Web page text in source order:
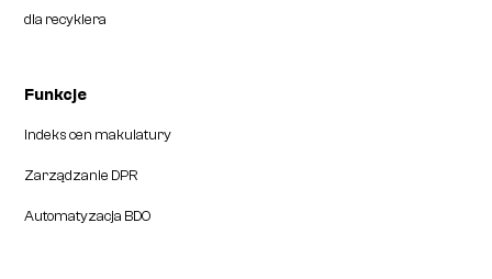
dla recyklera
Funkcje
Indeks cen makulatury
Zarządzanie DPR
Automatyzacja BDO